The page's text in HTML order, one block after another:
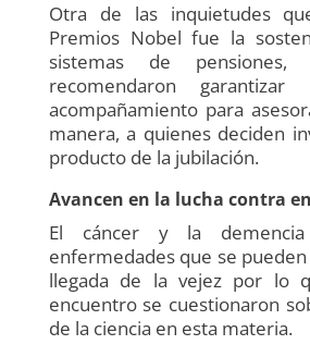
Otra de las inquietudes
Premios Nobel fue la
sistemas de
recomendaron garantizar
acompañamiento para
manera, a quienes deciden
producto de la jubilación.
Avancen en la lucha contra
El cáncer y la
enfermedades que se
llegada de la vejez por lo
encuentro se cuestionaron
de la ciencia en esta materia.